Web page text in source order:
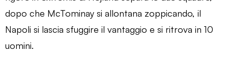
dopo che McTominay si allontana zoppicando, il
Napoli si lascia sfuggire il vantaggio e si ritrova in 10
uomini.